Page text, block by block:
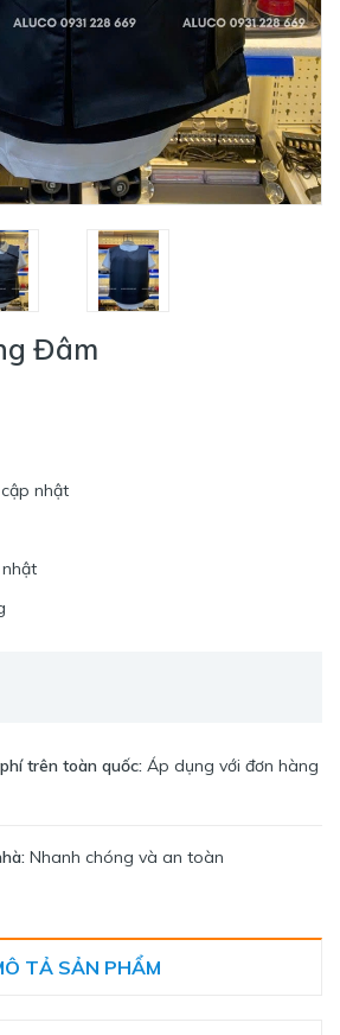
Đâm
nhật
trên toàn quốc: Áp dụng với đơn hàng
Nhanh chóng và an toàn
TẢ SẢN PHẨM